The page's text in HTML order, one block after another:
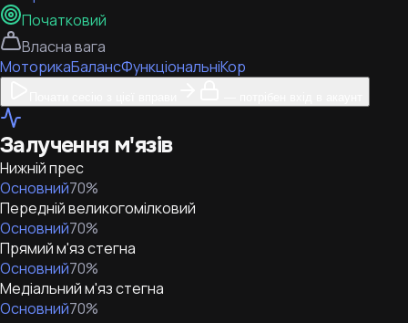
Початковий
Власна вага
МоторикаБалансФункціональніКор
Залучення м'язів
Нижній прес
Основний70%
Передній великогомілковий
Основний70%
Прямий м'яз стегна
Основний70%
Медіальний м'яз стегна
Основний70%